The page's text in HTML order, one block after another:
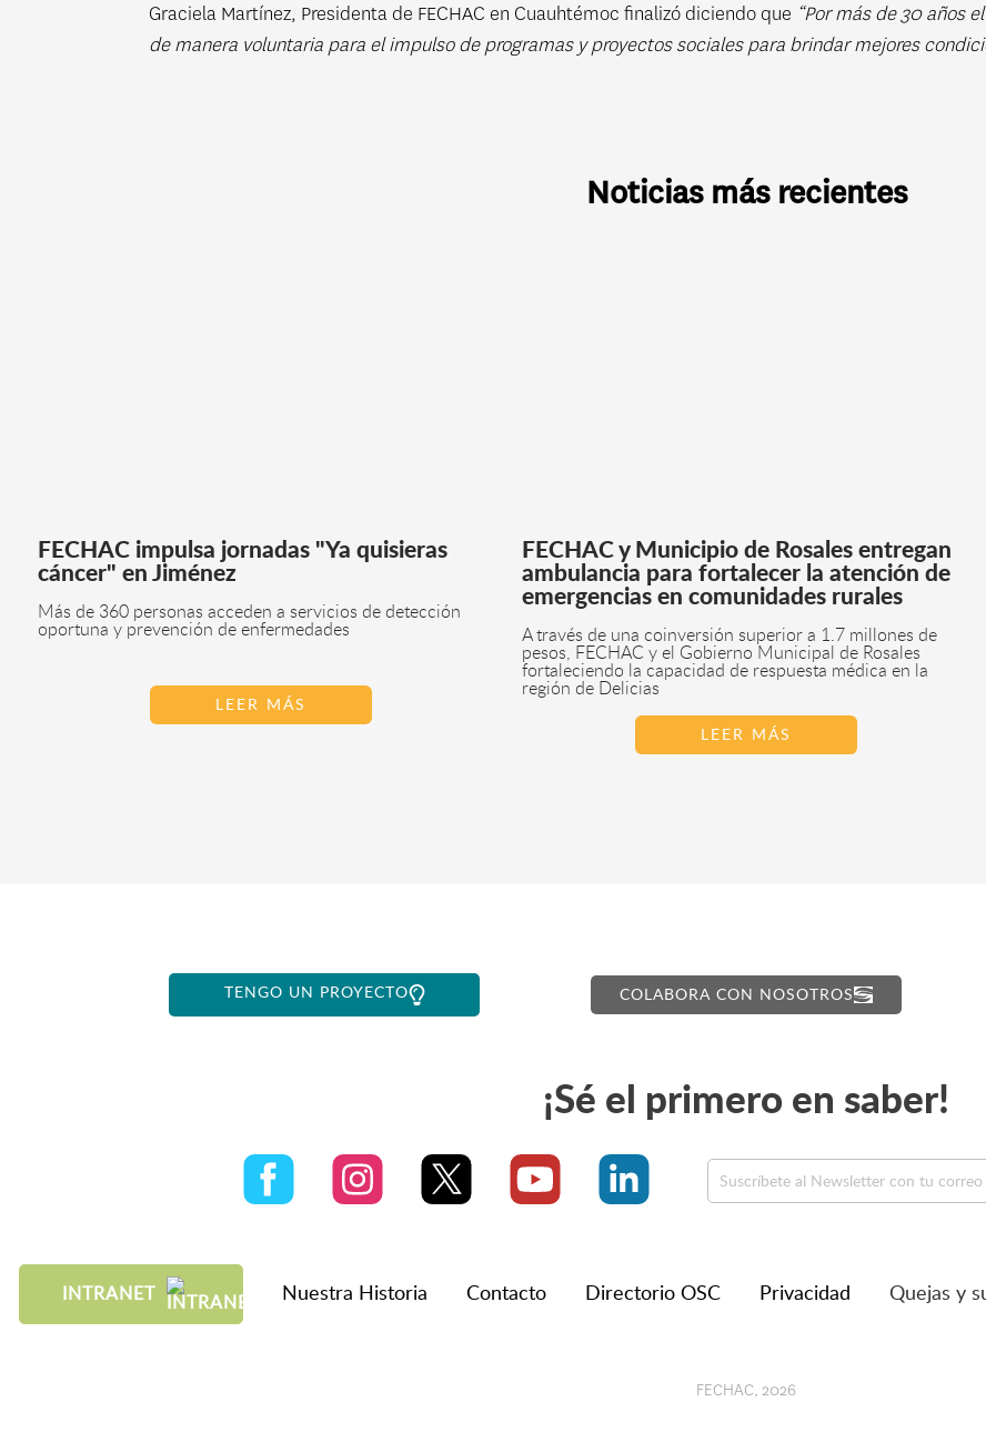
Graciela Martínez, Presidenta de FECHAC en Cuauhtémoc finalizó diciendo que “Por más de 30 años
de manera voluntaria para el impulso de programas y proyectos sociales para brindar mejores
Noticias más recientes
FECHAC impulsa jornadas "Ya quisieras
cáncer" en Jiménez
Más de 360 personas acceden a servicios de detección
oportuna y prevención de enfermedades
LEER MÁS
FECHAC y Municipio de Rosales entregan
ambulancia para fortalecer la atención de
emergencias en comunidades rurales
A través de una coinversión superior a 1.7 millones de
pesos, FECHAC y el Gobierno Municipal de Rosales
fortaleciendo la capacidad de respuesta médica en la
región de Delicias
LEER MÁS
TENGO UN PROYECTO COLABORA CON NOSOTROS
¡Sé el primero en saber!
INTRANET Nuestra Historia Contacto Directorio OSC Privacidad Quejas y
FECHAC, 2026